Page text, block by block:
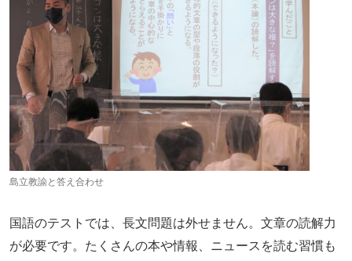
島立教諭と答え合わせ
国語のテストでは、長文問題は外せません。文章の読解力
が必要です。たくさんの本や情報、ニュースを読む習慣も